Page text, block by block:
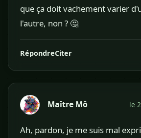
que ça doit vachement varier
l'autre, non ? 🤔
RépondreCiter
Maître Mô le
Ah, pardon, je me suis mal